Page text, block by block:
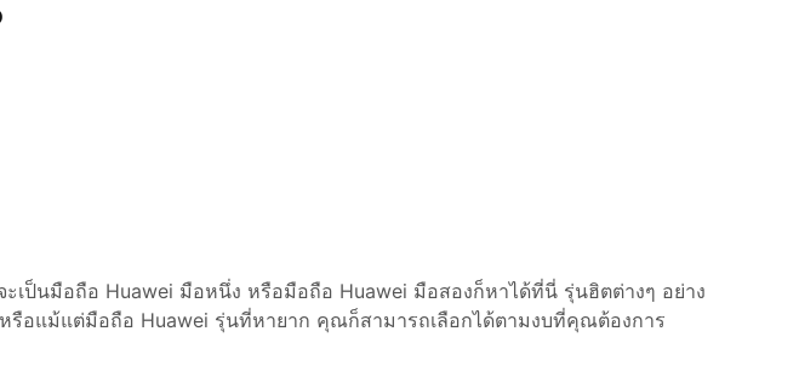
เป็นมือถือ Huawei มือหนึ่ง หรือมือถือ Huawei มือสองก็หาได้ที่นี่ รุ่นฮิตต่างๆ อย่าง
หรือแม้แต่มือถือ Huawei รุ่นที่หายาก คุณก็สามารถเลือกได้ตามงบที่คุณต้องการ